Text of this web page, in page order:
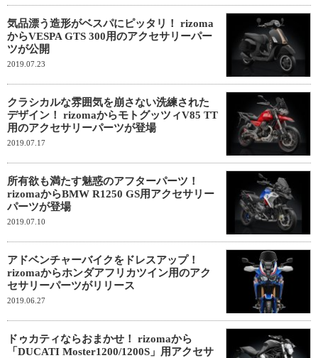
気品漂う造形がベスパにピッタリ！ rizoma
からVESPA GTS 300用のアクセサリーパー
ツが公開
2019.07.23
クラシカルな雰囲気を崩さない洗練された
デザイン！ rizomaからモトグッツィV85 TT
用のアクセサリーパーツが登場
2019.07.17
所有欲も満たす魅惑のアフターパーツ！
rizomaからBMW R1250 GS用アクセサリー
パーツが登場
2019.07.10
アドベンチャーバイクをドレスアップ！
rizomaからホンダアフリカツイン用のアク
セサリーパーツがリリース
2019.06.27
ドゥカティならおまかせ！ rizomaから
「DUCATI Moster1200/1200S」用アクセサ